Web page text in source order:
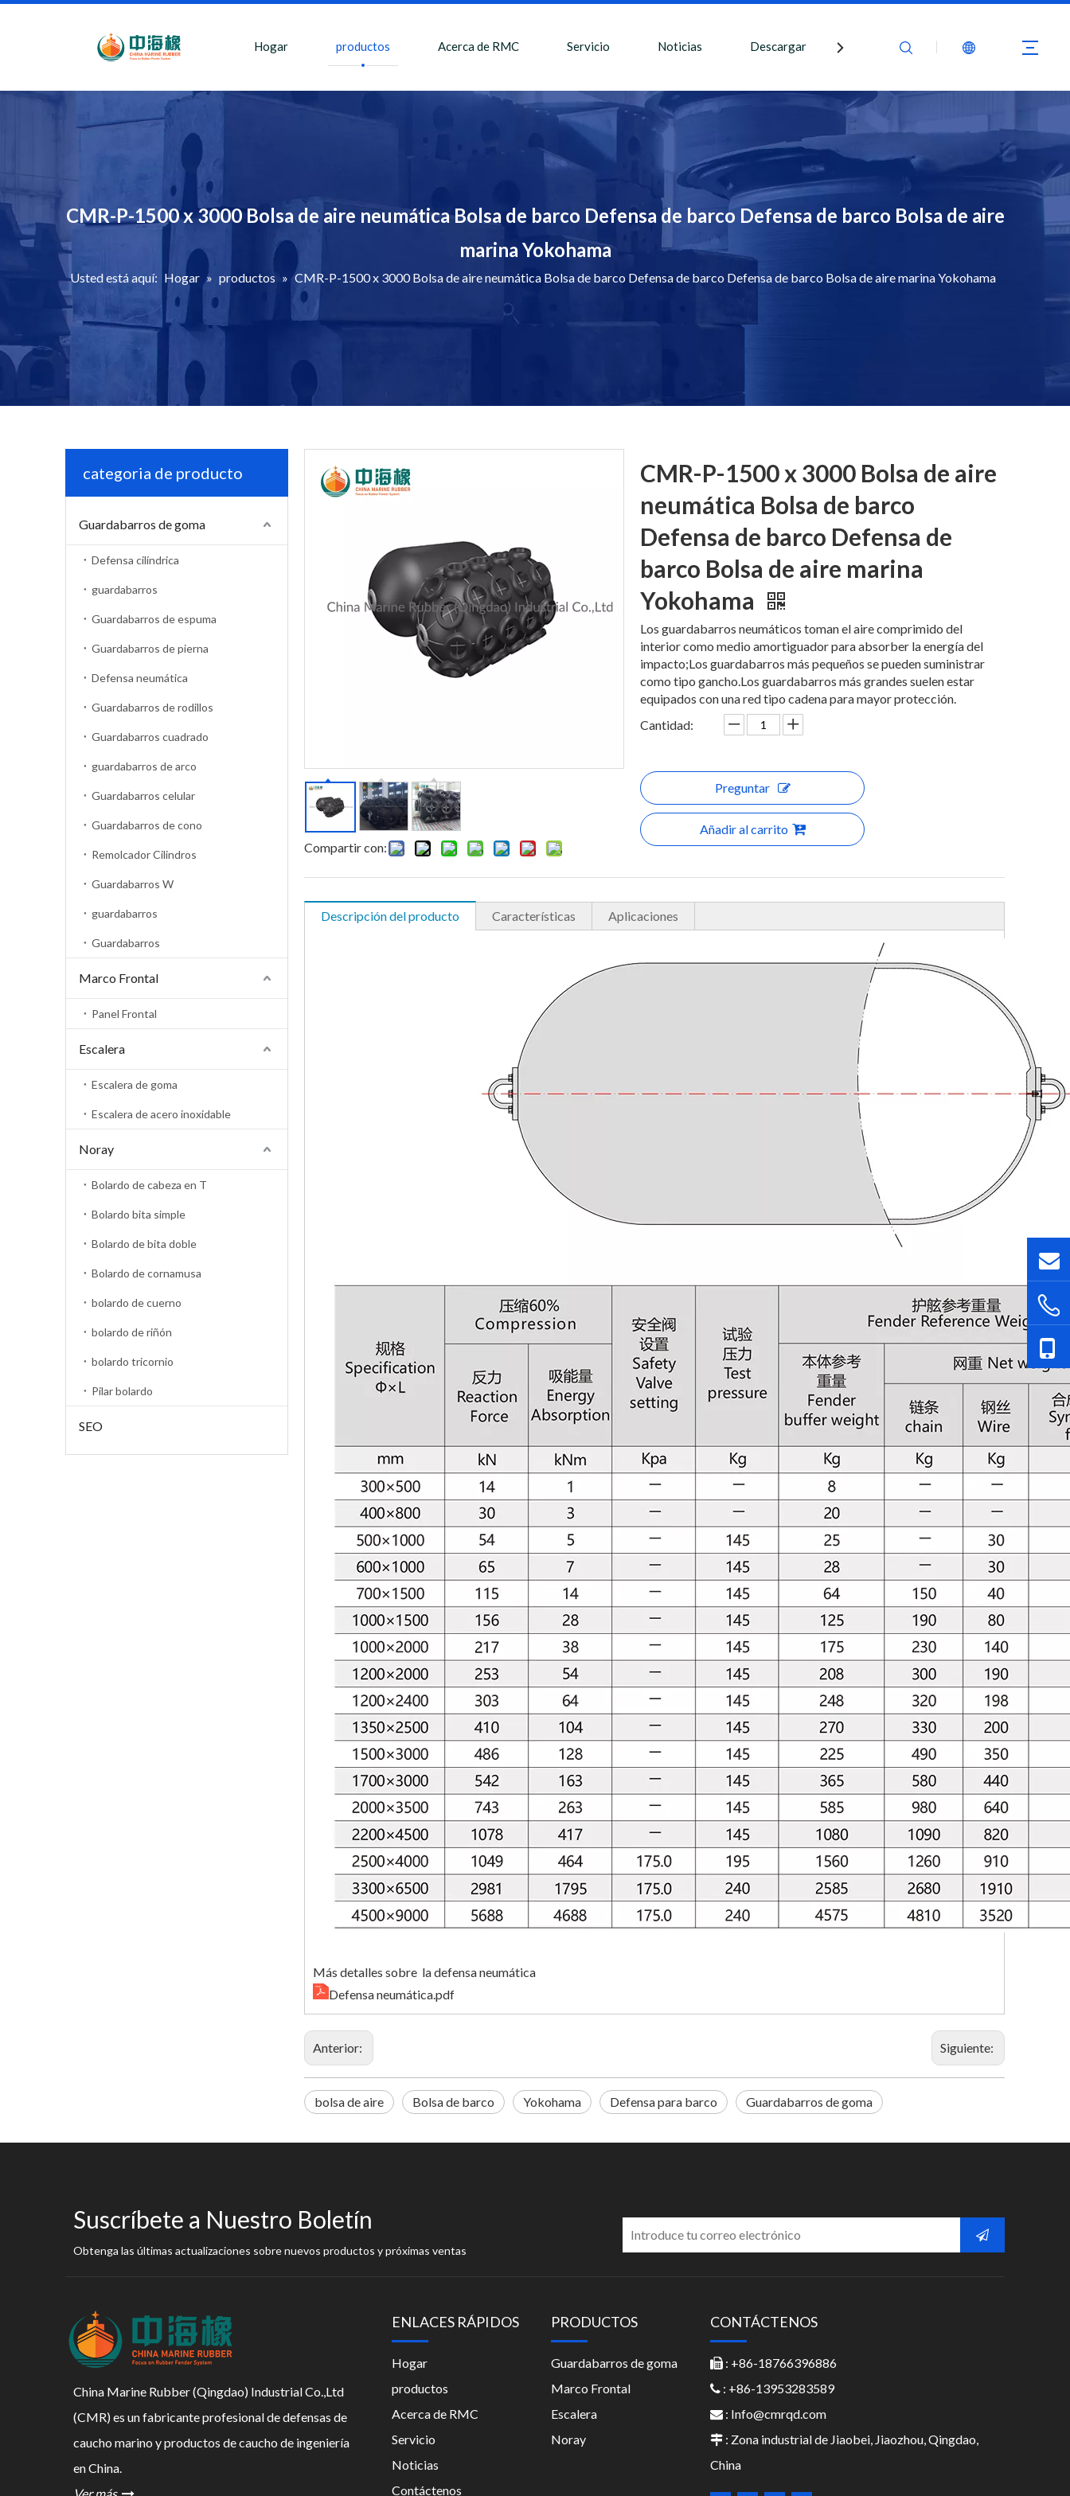
Hogar productos Acerca de RMC Servicio Noticias Descargar Contáctenos
CMR-P-1500 x 3000 Bolsa de aire neumática Bolsa de barco Defensa de barco Defensa de barco Bolsa de aire
marina Yokohama
Usted está aquí: Hogar » productos » CMR-P-1500 x 3000 Bolsa de aire neumática Bolsa de barco Defensa de barco Defensa de barco Bolsa de aire marina Yokohama
categoria de producto
Guardabarros de goma
Defensa cilíndrica
guardabarros
Guardabarros de espuma
Guardabarros de pierna
Defensa neumática
Guardabarros de rodillos
Guardabarros cuadrado
guardabarros de arco
Guardabarros celular
Guardabarros de cono
Remolcador Cilindros
Guardabarros W
guardabarros
Guardabarros
Marco Frontal
Panel Frontal
Escalera
Escalera de goma
Escalera de acero inoxidable
Noray
Bolardo de cabeza en T
Bolardo bita simple
Bolardo de bita doble
Bolardo de cornamusa
bolardo de cuerno
bolardo de riñón
bolardo tricornio
Pilar bolardo
SEO
Compartir con:
CMR-P-1500 x 3000 Bolsa de aire
neumática Bolsa de barco
Defensa de barco Defensa de
barco Bolsa de aire marina
Yokohama
Los guardabarros neumáticos toman el aire comprimido del
interior como medio amortiguador para absorber la energía del
impacto;Los guardabarros más pequeños se pueden suministrar
como tipo gancho.Los guardabarros más grandes suelen estar
equipados con una red tipo cadena para mayor protección.
Cantidad:
Preguntar
Añadir al carrito
Descripción del producto Características Aplicaciones
Más detalles sobre la defensa neumática
Defensa neumática.pdf
Anterior: Siguiente:
bolsa de aire Bolsa de barco Yokohama Defensa para barco Guardabarros de goma
Suscríbete a Nuestro Boletín
Obtenga las últimas actualizaciones sobre nuevos productos y próximas ventas
China Marine Rubber (Qingdao) Industrial Co.,Ltd
(CMR) es un fabricante profesional de defensas de
caucho marino y productos de caucho de ingeniería
en China.
ENLACES RÁPIDOS
Hogar
productos
Acerca de RMC
Servicio
Noticias
Contáctenos
PRODUCTOS
Guardabarros de goma
Marco Frontal
Escalera
Noray
CONTÁCTENOS
 : +86-18766396886
 : +86-13953283589
 : Info@cmrqd.com
 : Zona industrial de Jiaobei, Jiaozhou, Qingdao,
China